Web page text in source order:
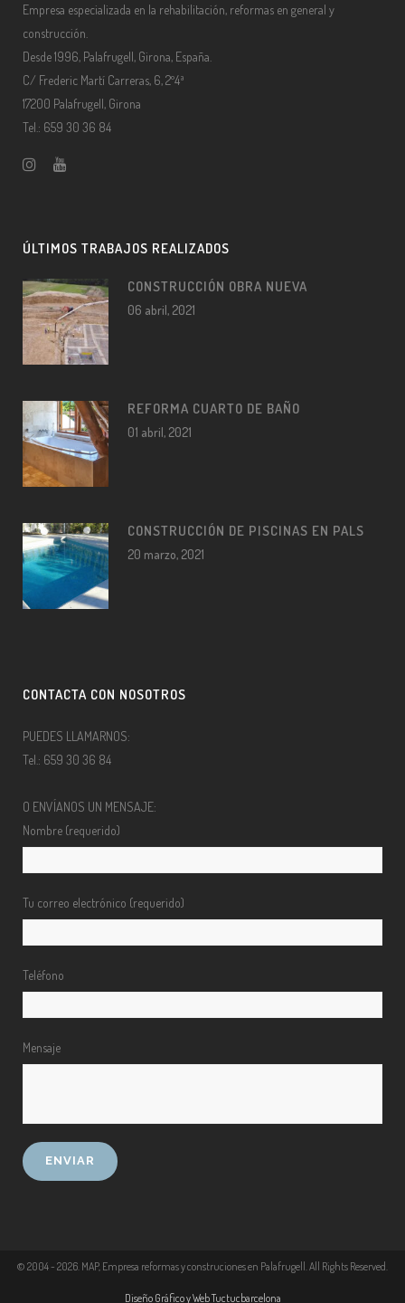
Empresa especializada en la rehabilitación, reformas en general y
construcción.
Desde 1996, Palafrugell, Girona, España.
C/ Frederic Martí Carreras, 6, 2º4ª
17200 Palafrugell, Girona
Tel.: 659 30 36 84
ÚLTIMOS TRABAJOS REALIZADOS
CONSTRUCCIÓN OBRA NUEVA
06 abril, 2021
REFORMA CUARTO DE BAÑO
01 abril, 2021
CONSTRUCCIÓN DE PISCINAS EN PALS
20 marzo, 2021
CONTACTA CON NOSOTROS
PUEDES LLAMARNOS:
Tel.: 659 30 36 84
O ENVÍANOS UN MENSAJE:
Nombre (requerido)
Tu correo electrónico (requerido)
Teléfono
Mensaje
© 2004 - 2026 . MAP, Empresa reformas y construciones en Palafrugell. All Rights Reserved.
Diseño Gráfico y Web Tuctucbarcelona